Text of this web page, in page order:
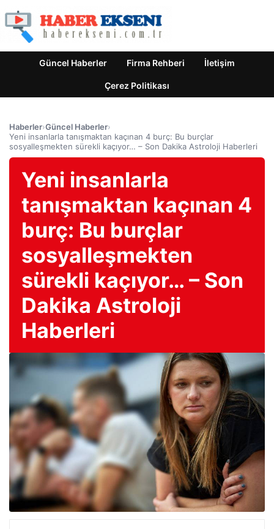
Güncel Haberler Firma Rehberi İletişim
Çerez Politikası
Haberler›Güncel Haberler›
Yeni insanlarla tanışmaktan kaçınan 4 burç: Bu burçlar
sosyalleşmekten sürekli kaçıyor… – Son Dakika Astroloji Haberleri
Yeni insanlarla
tanışmaktan kaçınan 4
burç: Bu burçlar
sosyalleşmekten
sürekli kaçıyor… – Son
Dakika Astroloji
Haberleri